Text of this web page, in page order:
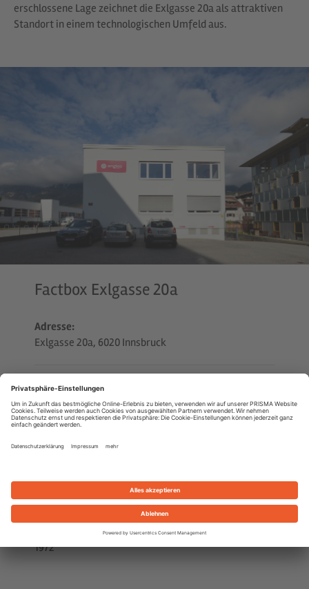
erschlossene Lage zeichnet die Exlgasse 20a als attraktiven
Standort in einem technologischen Umfeld aus.
Factbox Exlgasse 20a
Adresse:
Exlgasse 20a, 6020 Innsbruck
ca 1.930 m²
Infrastruktur:
Büro
1972